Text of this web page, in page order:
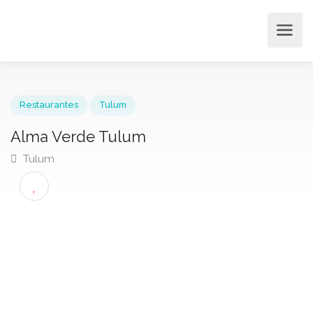
Alma Verde Tulum
Tulum